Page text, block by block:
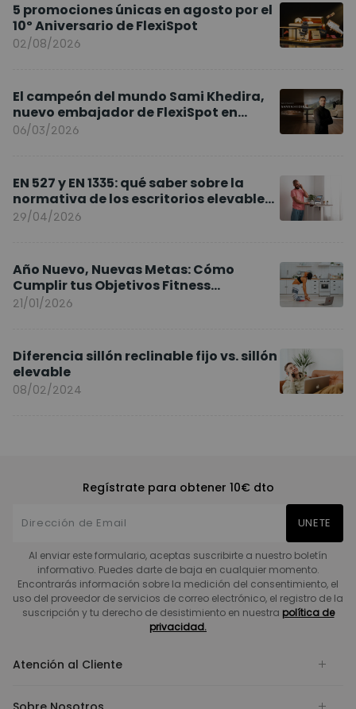
5 promociones únicas en agosto por el
10º Aniversario de FlexiSpot
02/08/2026
El campeón del mundo Sami Khedira,
nuevo embajador de FlexiSpot en
Europa
06/03/2026
EN 527 y EN 1335: qué saber sobre la
normativa de los escritorios elevables
y sillas ergonómicas
29/04/2026
Año Nuevo, Nuevas Metas: Cómo
Cumplir tus Objetivos Fitness
Entrenando en Casa
21/01/2026
Diferencia sillón reclinable fijo vs. sillón
elevable
08/02/2024
Regístrate para obtener 10€ dto
UNETE
Al enviar este formulario, aceptas suscribirte a nuestro boletín
informativo. Puedes darte de baja en cualquier momento.
Encontrarás información sobre la medición del consentimiento, el
uso del proveedor de servicios de correo electrónico, el registro de la
suscripción y tu derecho de desistimiento en nuestra política de
privacidad.
Atención al Cliente